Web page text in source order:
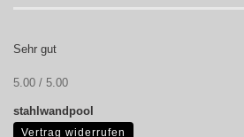
Sehr gut
5.00 / 5.00
stahlwandpool
Vertrag widerrufen